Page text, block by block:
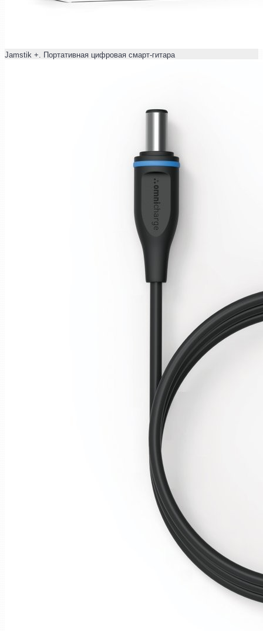
Jamstik +. Портативная цифровая смарт-гитара